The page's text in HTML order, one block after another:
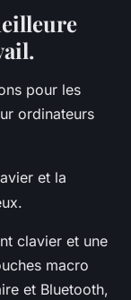
pour les
ordinateurs
et la
clavier et une
macro
et Bluetooth,